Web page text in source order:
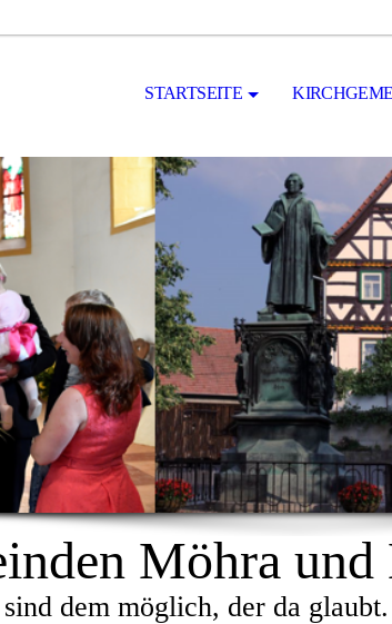
STARTSEITE
Möhra und
dem möglich, der da